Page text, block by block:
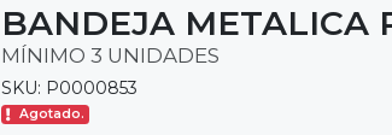
BANDEJA METALICA
MÍNIMO 3 UNIDADES
SKU: P0000853
Agotado.